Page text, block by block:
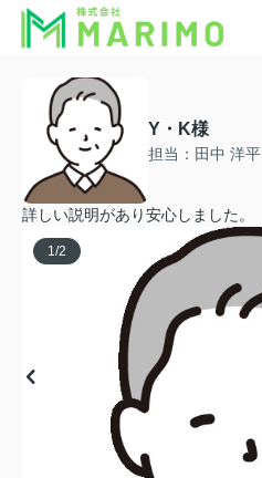
Y・K様
担当：田中 洋平
詳しい説明があり安心しました。
1/2